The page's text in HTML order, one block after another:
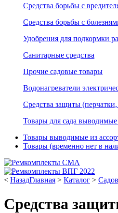
Средства борьбы с
Средства борьбы с
Удобрения для подкормки
Санитарные средства
Прочие садовые товары
Водонагреватели
Средства защиты
Товары для сада выводимые
Товары выводимые из
Товары (временно нет в
< НазадГлавная > Каталог >
Средства